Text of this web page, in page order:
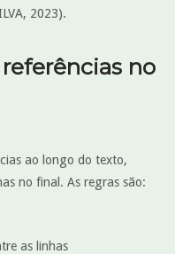
2023).
no
ao longo do texto,
no final. As regras são:
as linhas